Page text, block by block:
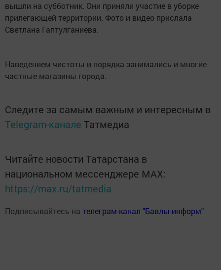
вышли на субботник. Они приняли участие в уборке
прилегающей территории. Фото и видео прислала
Светлана Гаптулганиева.
Наведением чистоты и порядка занимались и многие
частные магазины города.
Следите за самым важным и интересным в
Telegram-канале Татмедиа
Читайте новости Татарстана в
национальном мессенджере MАХ:
https://max.ru/tatmedia
Подписывайтесь на телеграм-канал "Бавлы-информ"